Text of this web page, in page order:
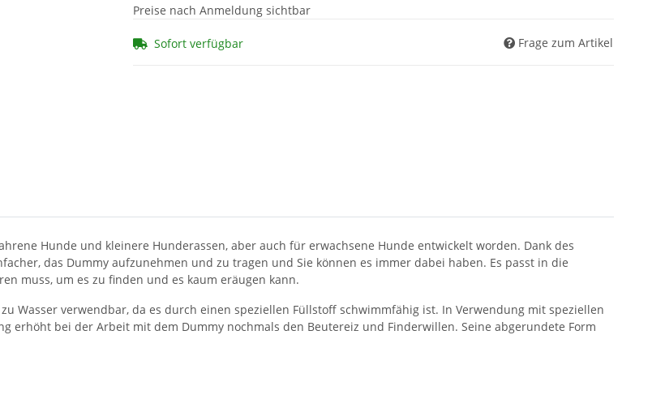
Preise nach Anmeldung sichtbar
Sofort verfügbar Frage zum Artikel
Hunde und kleinere Hunderassen, aber auch für erwachsene Hunde entwickelt worden. Dank des
das Dummy aufzunehmen und zu tragen und Sie können es immer dabei haben. Es passt in die
muss, um es zu finden und es kaum eräugen kann.
Wasser verwendbar, da es durch einen speziellen Füllstoff schwimmfähig ist. In Verwendung mit speziellen
erhöht bei der Arbeit mit dem Dummy nochmals den Beutereiz und Finderwillen. Seine abgerundete Form